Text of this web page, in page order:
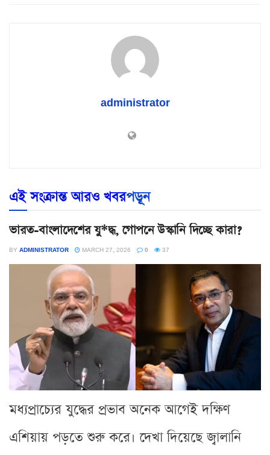
administrator
এই সংক্রান্ত আরও খবরপড়ূন
ভারত-বাংলাদেশের যু*দ্ধ, গোপনে উস্কানি দিচ্ছে কারা?
BY ADMINISTRATOR MARCH 27, 2026 0 37
মধ্যপ্রাচ্যের যুদ্ধের প্রভাব অনেক আগেই দক্ষিণ
এশিয়ায় পড়তে শুরু করে। দেখা দিয়েছে জ্বালানি